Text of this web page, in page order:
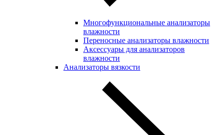
Многофункциональные анализаторы
влажности
Переносные анализаторы влажности
Аксессуары для анализаторов
влажности
Анализаторы вязкости